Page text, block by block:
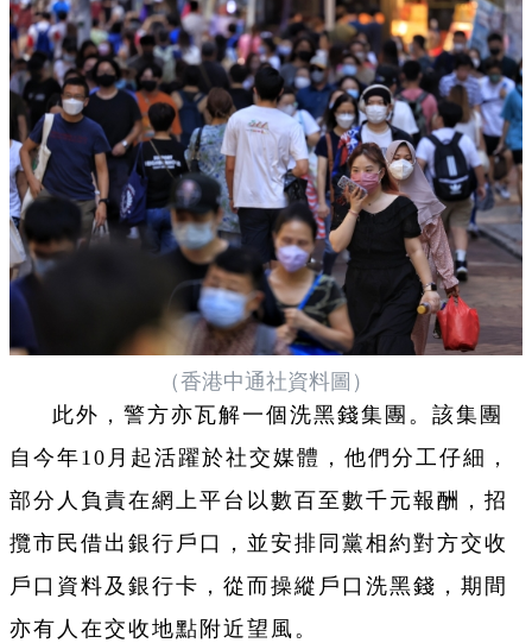
（香港中通社資料圖）
此外，警方亦瓦解一個洗黑錢集團。該集團
自今年10月起活躍於社交媒體，他們分工仔細，
部分人負責在網上平台以數百至數千元報酬，招
攬市民借出銀行戶口，並安排同黨相約對方交收
戶口資料及銀行卡，從而操縱戶口洗黑錢，期間
亦有人在交收地點附近望風。